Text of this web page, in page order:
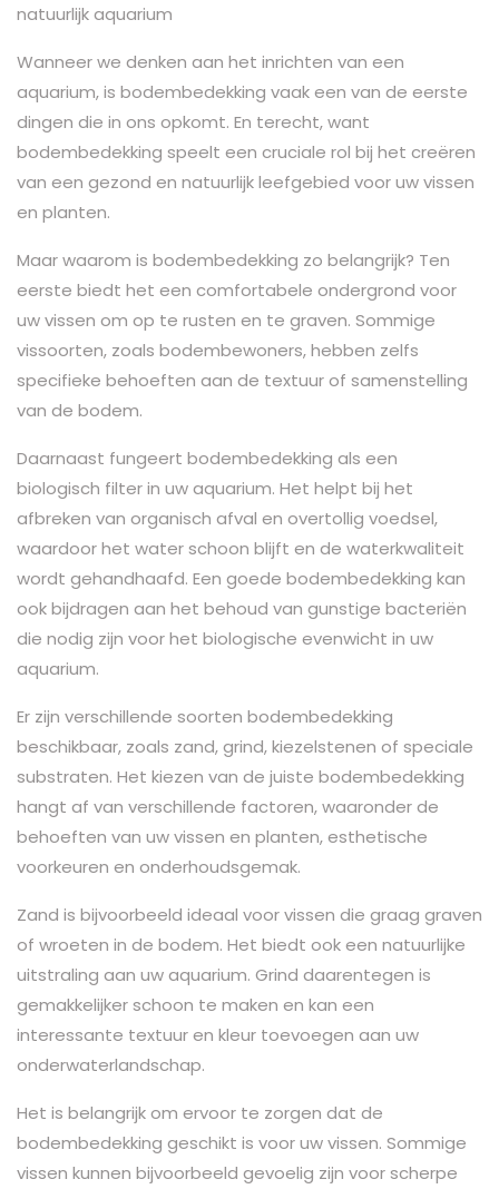
natuurlijk aquarium
Wanneer we denken aan het inrichten van een
aquarium, is bodembedekking vaak een van de eerste
dingen die in ons opkomt. En terecht, want
bodembedekking speelt een cruciale rol bij het creëren
van een gezond en natuurlijk leefgebied voor uw vissen
en planten.
Maar waarom is bodembedekking zo belangrijk? Ten
eerste biedt het een comfortabele ondergrond voor
uw vissen om op te rusten en te graven. Sommige
vissoorten, zoals bodembewoners, hebben zelfs
specifieke behoeften aan de textuur of samenstelling
van de bodem.
Daarnaast fungeert bodembedekking als een
biologisch filter in uw aquarium. Het helpt bij het
afbreken van organisch afval en overtollig voedsel,
waardoor het water schoon blijft en de waterkwaliteit
wordt gehandhaafd. Een goede bodembedekking kan
ook bijdragen aan het behoud van gunstige bacteriën
die nodig zijn voor het biologische evenwicht in uw
aquarium.
Er zijn verschillende soorten bodembedekking
beschikbaar, zoals zand, grind, kiezelstenen of speciale
substraten. Het kiezen van de juiste bodembedekking
hangt af van verschillende factoren, waaronder de
behoeften van uw vissen en planten, esthetische
voorkeuren en onderhoudsgemak.
Zand is bijvoorbeeld ideaal voor vissen die graag graven
of wroeten in de bodem. Het biedt ook een natuurlijke
uitstraling aan uw aquarium. Grind daarentegen is
gemakkelijker schoon te maken en kan een
interessante textuur en kleur toevoegen aan uw
onderwaterlandschap.
Het is belangrijk om ervoor te zorgen dat de
bodembedekking geschikt is voor uw vissen. Sommige
vissen kunnen bijvoorbeeld gevoelig zijn voor scherpe